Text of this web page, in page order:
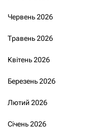
Червень 2026
Травень 2026
Квітень 2026
Березень 2026
Лютий 2026
Січень 2026